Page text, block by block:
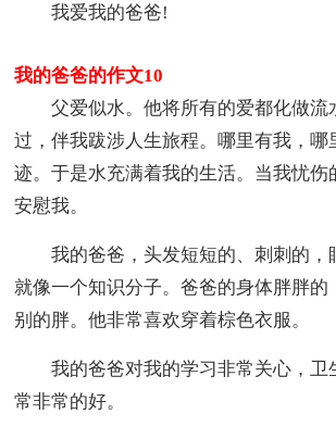
我爱我的爸爸!
我的爸爸的作文10
父爱似水。他将所有的爱都化做流
过，伴我跋涉人生旅程。哪里有我，哪
迹。于是水充满着我的生活。当我忧伤
安慰我。
我的爸爸，头发短短的、刺刺的，
就像一个知识分子。爸爸的身体胖胖的
别的胖。他非常喜欢穿着棕色衣服。
我的爸爸对我的学习非常关心，卫
常非常的好。